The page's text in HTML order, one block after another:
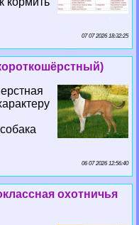
07 07 2026 18:32:25
06 07 2026 12:56:40
охотничья